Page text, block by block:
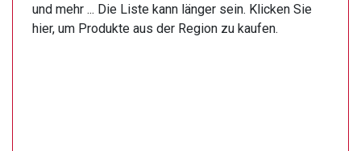
und mehr ... Die Liste kann länger sein. Klicken Sie
hier, um Produkte aus der Region zu kaufen.